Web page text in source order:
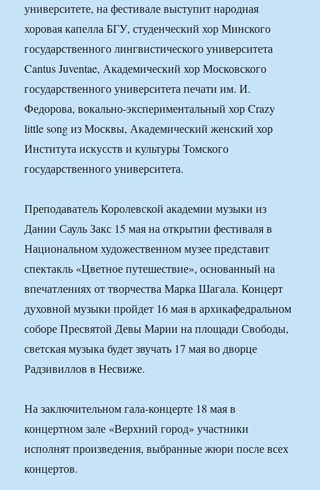
университете, на фестивале выступит народная
хоровая капелла БГУ, студенческий хор Минского
государственного лингвистического университета
Cantus Juventae, Академический хор Московского
государственного университета печати им. И.
Федорова, вокально-экспериментальный хор Crazy
little song из Москвы, Академический женский хор
Института искусств и культуры Томского
государственного университета.
Преподаватель Королевской академии музыки из
Дании Сауль Закс 15 мая на открытии фестиваля в
Национальном художественном музее представит
спектакль «Цветное путешествие», основанный на
впечатлениях от творчества Марка Шагала. Концерт
духовной музыки пройдет 16 мая в архикафедральном
соборе Пресвятой Девы Марии на площади Свободы,
светская музыка будет звучать 17 мая во дворце
Радзивиллов в Несвиже.
На заключительном гала-концерте 18 мая в
концертном зале «Верхний город» участники
исполнят произведения, выбранные жюри после всех
концертов.